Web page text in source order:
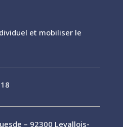
et mobiliser le
– 92300 Levallois-